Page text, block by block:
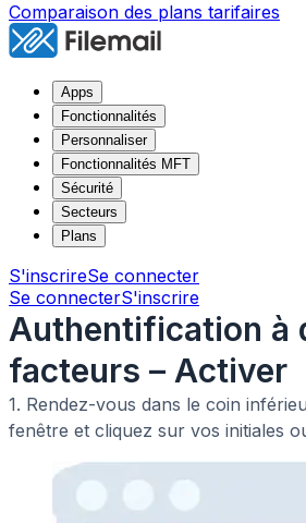
Comparaison des plans tarifaires
Apps
Fonctionnalités
Personnaliser
Fonctionnalités MFT
Sécurité
Secteurs
Plans
S'inscrireSe connecter
Se connecterS'inscrire
Authentification à
facteurs – Activer
1. Rendez-vous dans le coin
fenêtre et cliquez sur vos initiales